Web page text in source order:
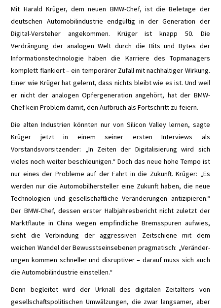
MOTORSPORT E
TEST
LOGBUCH
SCHAUFENSTER
LEXIKON A
LEVEL 2
LEVEL 3
LEVEL 4
LEVEL 5
ABBIEGE-ASSISTENT
Mit Harald Krüger, dem neuen BMW-Chef, ist die Beletage der
deutschen Automobilindustrie endgültig in der Generation der
Digital-Versteher angekommen. Krüger ist knapp 50. Die
Verdrängung der analogen Welt durch die Bits und Bytes der
Informationstechnologie haben die Karriere des Topmanagers
komplett flankiert – ein temporärer Zufall mit nachhaltiger Wirkung.
Einer wie Krüger hat gelernt, dass nichts bleibt wie es ist. Und weil
er nicht der analogen Opfergeneration angehört, hat der BMW-
Chef kein Problem damit, den Aufbruch als Fortschritt zu feiern.
Die alten Industrien könnten nur von Silicon Valley lernen, sagte
Krüger jetzt in einem seiner ersten Interviews als
Vorstandsvorsitzender: „In Zeiten der Digitalisierung wird sich
vieles noch weiter beschleunigen.“ Doch das neue hohe Tempo ist
nur eines der Probleme auf der Fahrt in die Zukunft. Krüger: „Es
werden nur die Automobilhersteller eine Zukunft haben, die neue
Technologien und gesellschaftliche Veränderungen antizipieren.“
Der BMW-Chef, dessen erster Halbjahresbericht nicht zuletzt der
Marktflaute in China wegen empfindliche Bremsspuren aufwies,
sieht die Verbindung der aggressiven Zeitschiene mit dem
weichen Wandel der Bewusstseinsebenen pragmatisch: „Veränder-
ungen kommen schneller und disruptiver – darauf muss sich auch
die Automobilindustrie einstellen.“
Denn begleitet wird der Urknall des digitalen Zeitalters von
gesellschaftspolitischen Umwälzungen, die zwar langsamer, aber